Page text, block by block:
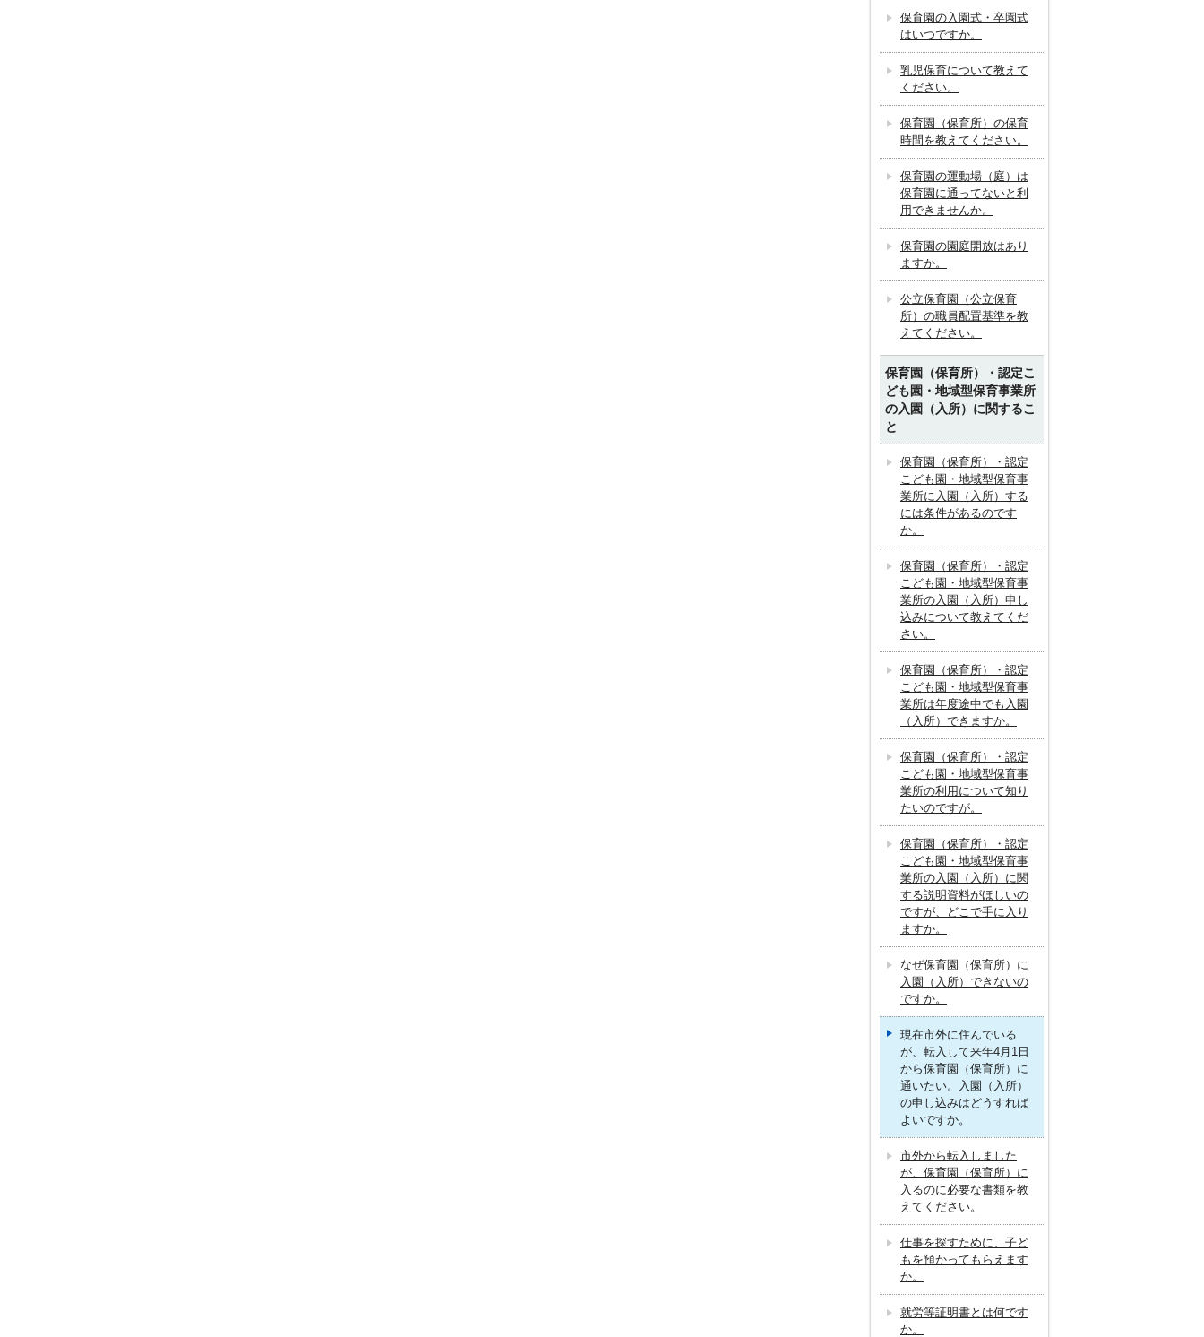
保育園の入園式・卒園式
はいつですか。
乳児保育について教えて
ください。
保育園（保育所）の保育
時間を教えてください。
保育園の運動場（庭）は
保育園に通ってないと利
用できませんか。
保育園の園庭開放はあり
ますか。
公立保育園（公立保育
所）の職員配置基準を教
えてください。
保育園（保育所）・認定こ
ども園・地域型保育事業所
の入園（入所）に関するこ
と
保育園（保育所）・認定
こども園・地域型保育事
業所に入園（入所）する
には条件があるのです
か。
保育園（保育所）・認定
こども園・地域型保育事
業所の入園（入所）申し
込みについて教えてくだ
さい。
保育園（保育所）・認定
こども園・地域型保育事
業所は年度途中でも入園
（入所）できますか。
保育園（保育所）・認定
こども園・地域型保育事
業所の利用について知り
たいのですが。
保育園（保育所）・認定
こども園・地域型保育事
業所の入園（入所）に関
する説明資料がほしいの
ですが、どこで手に入り
ますか。
なぜ保育園（保育所）に
入園（入所）できないの
ですか。
現在市外に住んでいる
が、転入して来年4月1日
から保育園（保育所）に
通いたい。入園（入所）
の申し込みはどうすれば
よいですか。
市外から転入しました
が、保育園（保育所）に
入るのに必要な書類を教
えてください。
仕事を探すために、子ど
もを預かってもらえます
か。
就労等証明書とは何です
か。